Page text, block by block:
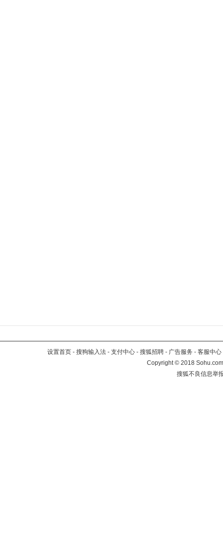
设置首页 - 搜狗输入法 - 支付中心 - 搜狐招聘 - 广告服务 - 客服中心
Copyright©2018
搜狐不良信息举